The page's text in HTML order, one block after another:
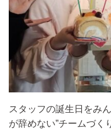
スタッフの誕生日をみ
が辞めない”チームづく